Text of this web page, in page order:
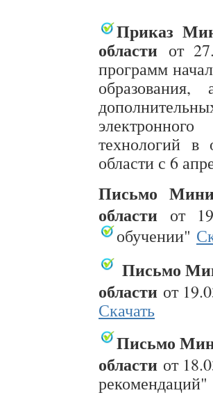
Приказ
области от
программ
образования,
технологий в
области с 6
Письмо М
области от
обучении"
Письмо М
области от
Скачать
Письмо М
области от
рекомендаций"